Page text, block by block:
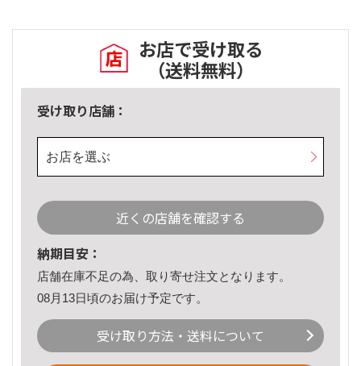
お店で受け取る
（送料無料）
受け取り店舗：
お店を選ぶ
近くの店舗を確認する
納期目安：
店舗在庫不足の為、取り寄せ注文となります。
08月13日頃のお届け予定です。
受け取り方法・送料について